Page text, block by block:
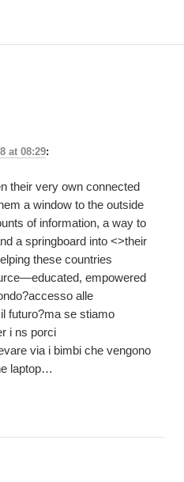
at 08:29:
their very own connected
a window to the outside
of information, a way to
a springboard into <>their
these countries
empowered
alle
futuro?ma se stiamo
i ns porci
via i bimbi che vengono
laptop…